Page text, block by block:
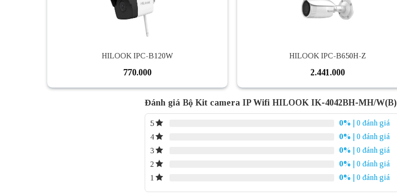
HILOOK IPC-B120W
770.000
HILOOK IPC-B650H-Z
2.441.000
Đánh giá Bộ Kit camera IP Wifi HILOOK IK-4042BH-MH/W(B)
5 0%
| 0 đánh giá
4
0%
| 0 đánh giá
3
0%
| 0 đánh giá
2
0%
| 0 đánh giá
1
0% | 0 đánh giá